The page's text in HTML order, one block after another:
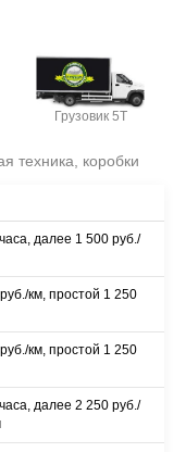
Грузовик 5Т
техника, коробки
далее 1 500 руб./
км, простой 1 250
км, простой 1 250
далее 2 250 руб./